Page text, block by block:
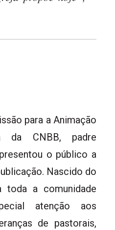
para a Animação
da CNBB, padre
o público a
Nascido do
a comunidade
atenção aos
de pastorais,